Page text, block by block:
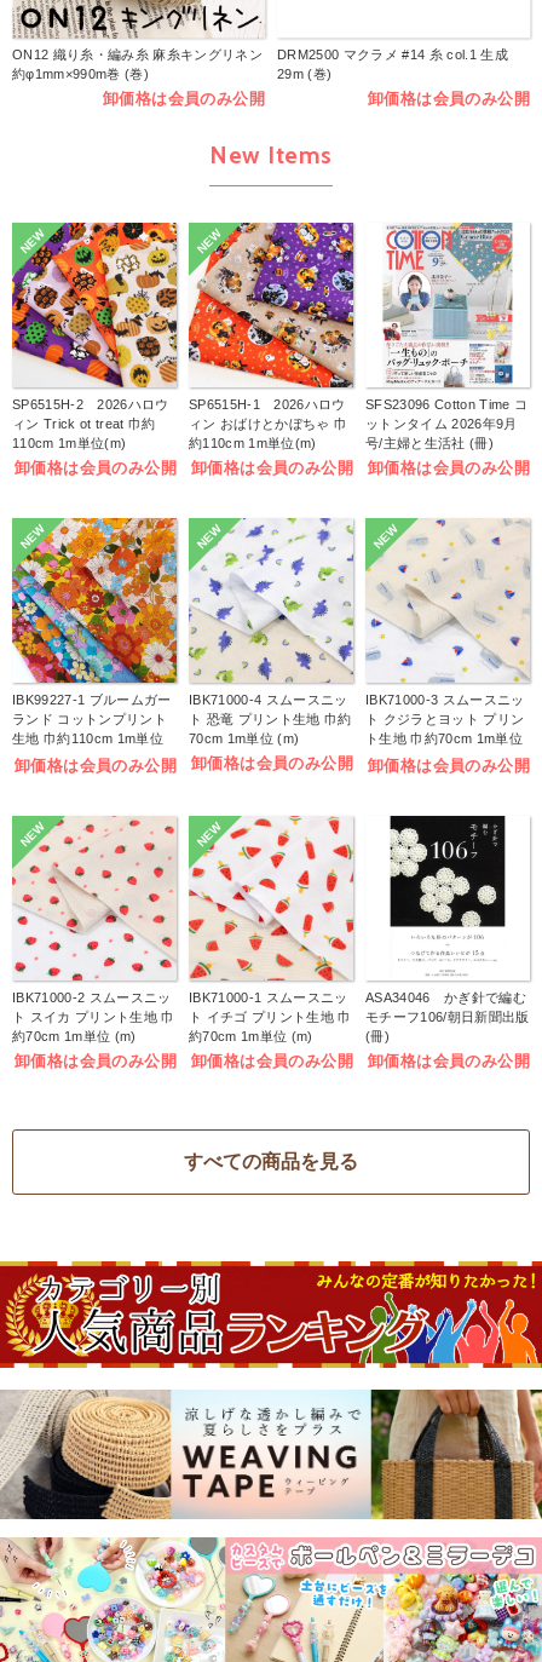
ON12 織り糸・編み糸 麻糸キングリネン
約φ1mm×990m巻 (巻)
卸価格は会員のみ公開
DRM2500 マクラメ #14 糸 col.1 生成
29m (巻)
卸価格は会員のみ公開
New Items
NEW
SP6515H-2 2026ハロウ
ィン Trick ot treat 巾約
110cm 1m単位(m)
卸価格は会員のみ公開
NEW
SP6515H-1 2026ハロウ
ィン おばけとかぼちゃ 巾
約110cm 1m単位(m)
卸価格は会員のみ公開
SFS23096 Cotton Time コ
ットンタイム 2026年9月
号/主婦と生活社 (冊)
卸価格は会員のみ公開
NEW
IBK99227-1 ブルームガー
ランド コットンプリント
生地 巾約110cm 1m単位
(m)
卸価格は会員のみ公開
NEW
IBK71000-4 スムースニッ
ト 恐竜 プリント生地 巾約
70cm 1m単位 (m)
卸価格は会員のみ公開
NEW
IBK71000-3 スムースニッ
ト クジラとヨット プリン
ト生地 巾約70cm 1m単位
(m)
卸価格は会員のみ公開
NEW
IBK71000-2 スムースニッ
ト スイカ プリント生地 巾
約70cm 1m単位 (m)
卸価格は会員のみ公開
NEW
IBK71000-1 スムースニッ
ト イチゴ プリント生地 巾
約70cm 1m単位 (m)
卸価格は会員のみ公開
ASA34046 かぎ針で編む
モチーフ106/朝日新聞出版
(冊)
卸価格は会員のみ公開
すべての商品を見る